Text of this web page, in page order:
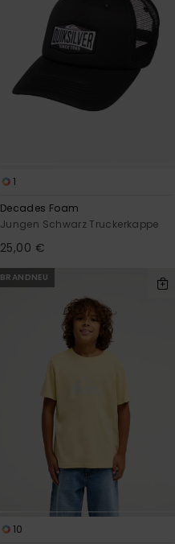
1
Decades Foam
Jungen Schwarz Truckerkappe
25,00 €
BRANDNEU
10